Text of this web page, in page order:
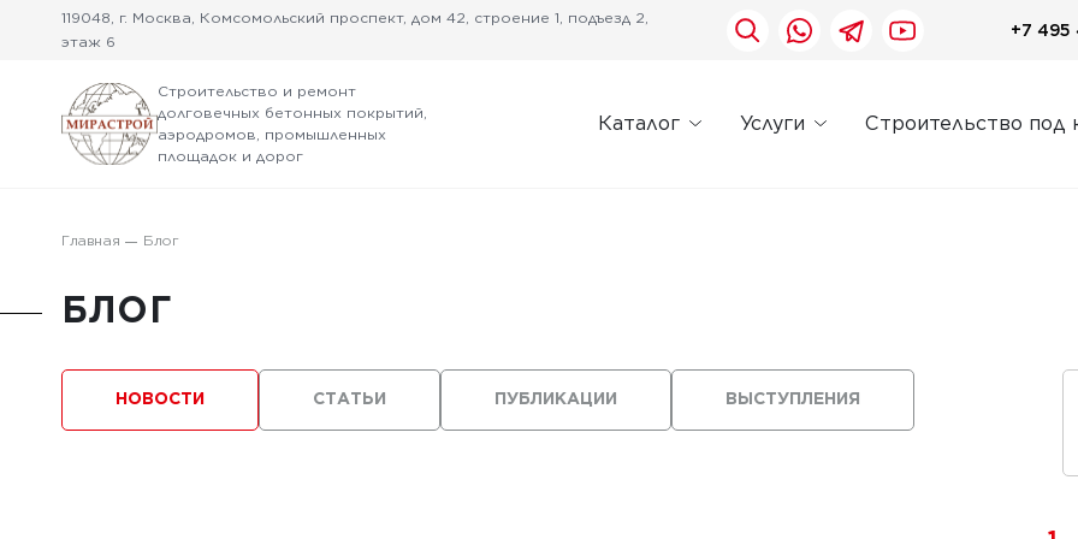
119048, г. Москва, Комсомольский проспект, дом 42, строение 1, подъезд 2,
этаж 6
+7 495
Строительство и ремонт
долговечных бетонных покрытий,
аэродромов, промышленных
площадок и дорог
Каталог Услуги Строительство под
Главная Блог
БЛОГ
ВЫСТУПЛЕНИЯ
ПУБЛИКАЦИИ
НОВОСТИ СТАТЬИ